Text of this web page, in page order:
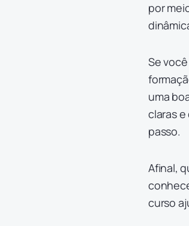
por
Se
uma
claras
passo.
Afinal,
curso